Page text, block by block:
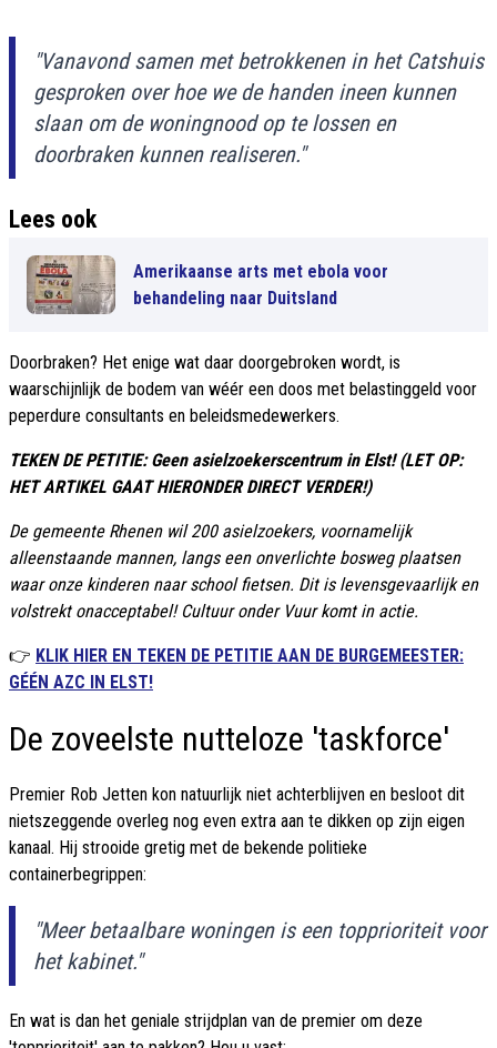
"Vanavond samen met betrokkenen in het Catshuis
gesproken over hoe we de handen ineen kunnen
slaan om de woningnood op te lossen en
doorbraken kunnen realiseren."
Lees ook
Amerikaanse arts met ebola voor
behandeling naar Duitsland
Doorbraken? Het enige wat daar doorgebroken wordt, is
waarschijnlijk de bodem van wéér een doos met belastinggeld voor
peperdure consultants en beleidsmedewerkers.
TEKEN DE PETITIE: Geen asielzoekerscentrum in Elst! (LET OP:
HET ARTIKEL GAAT HIERONDER DIRECT VERDER!)
De gemeente Rhenen wil 200 asielzoekers, voornamelijk
alleenstaande mannen, langs een onverlichte bosweg plaatsen
waar onze kinderen naar school fietsen. Dit is levensgevaarlijk en
volstrekt onacceptabel! Cultuur onder Vuur komt in actie.
👉 KLIK HIER EN TEKEN DE PETITIE AAN DE BURGEMEESTER:
GÉÉN AZC IN ELST!
De zoveelste nutteloze 'taskforce'
Premier Rob Jetten kon natuurlijk niet achterblijven en besloot dit
nietszeggende overleg nog even extra aan te dikken op zijn eigen
kanaal. Hij strooide gretig met de bekende politieke
containerbegrippen:
"Meer betaalbare woningen is een topprioriteit voor
het kabinet."
En wat is dan het geniale strijdplan van de premier om deze